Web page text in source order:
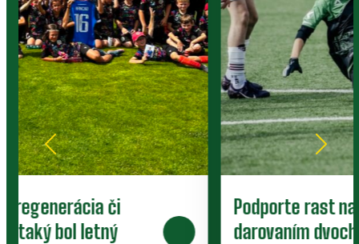
Podporte rast najmenších Baníkov
darovaním dvoch percent z vašich